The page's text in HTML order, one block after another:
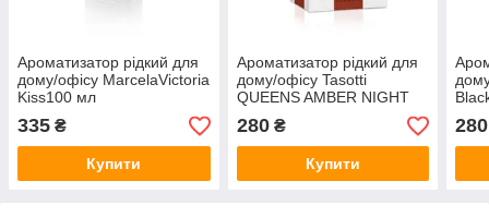
Ароматизатор рідкий для
дому/офісу MarcelaVictoria
Kiss100 мл
335 ₴
Купити
Ароматизатор рідкий для
дому/офісу Tasotti
QUEENS AMBER NIGHT
280₴
Купити
280